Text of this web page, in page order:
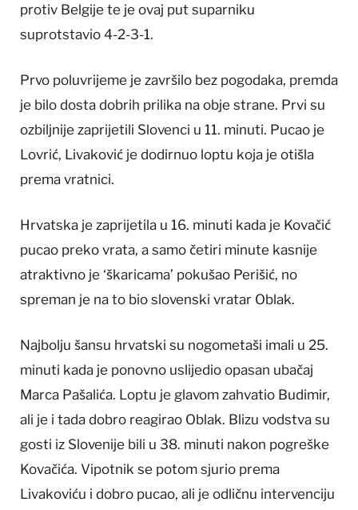
protiv Belgije te je ovaj put suparniku
suprotstavio 4-2-3-1.
Prvo poluvrijeme je završilo bez pogodaka, premda
je bilo dosta dobrih prilika na obje strane. Prvi su
ozbiljnije zaprijetili Slovenci u 11. minuti. Pucao je
Lovrić, Livaković je dodirnuo loptu koja je otišla
prema vratnici.
Hrvatska je zaprijetila u 16. minuti kada je Kovačić
pucao preko vrata, a samo četiri minute kasnije
atraktivno je ‘škaricama’ pokušao Perišić, no
spreman je na to bio slovenski vratar Oblak.
Najbolju šansu hrvatski su nogometaši imali u 25.
minuti kada je ponovno uslijedio opasan ubačaj
Marca Pašalića. Loptu je glavom zahvatio Budimir,
ali je i tada dobro reagirao Oblak. Blizu vodstva su
gosti iz Slovenije bili u 38. minuti nakon pogreške
Kovačića. Vipotnik se potom sjurio prema
Livakoviću i dobro pucao, ali je odličnu intervenciju